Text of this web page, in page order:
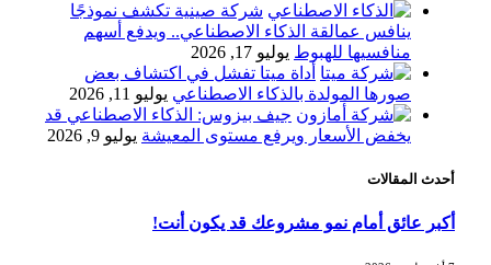
«طيران الرياض» يدشن أولى رحلاته إلى
مومباي ويضيف الوجهة التشغيلية الثامنة
مزاولة الأنشطة المالية عابرة الحدود
تطوير للبيئة الاستثمارية
شركة صينية تكشف نموذجًا
ينافس عمالقة الذكاء الاصطناعي.. ويدفع أسهم
منافسيها للهبوط يوليو 17, 2026
أداة ميتا تفشل في اكتشاف بعض
صورها المولدة بالذكاء الاصطناعي يوليو 11, 2026
جيف بيزوس: الذكاء الاصطناعي قد
يخفض الأسعار ويرفع مستوى المعيشة يوليو 9, 2026
أحدث المقالات
أكبر عائق أمام نمو مشروعك قد يكون أنت!